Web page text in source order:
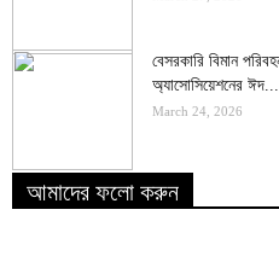
বেসরকারি বিমান
অ্যাসোসিয়েশনের ঈদ...
March 24, 2026
আমাদের ফলো করুন